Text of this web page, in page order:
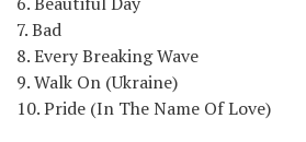
7. Bad
8. Every Breaking Wave
9. Walk On (Ukraine)
10. Pride (In The Name Of Love)